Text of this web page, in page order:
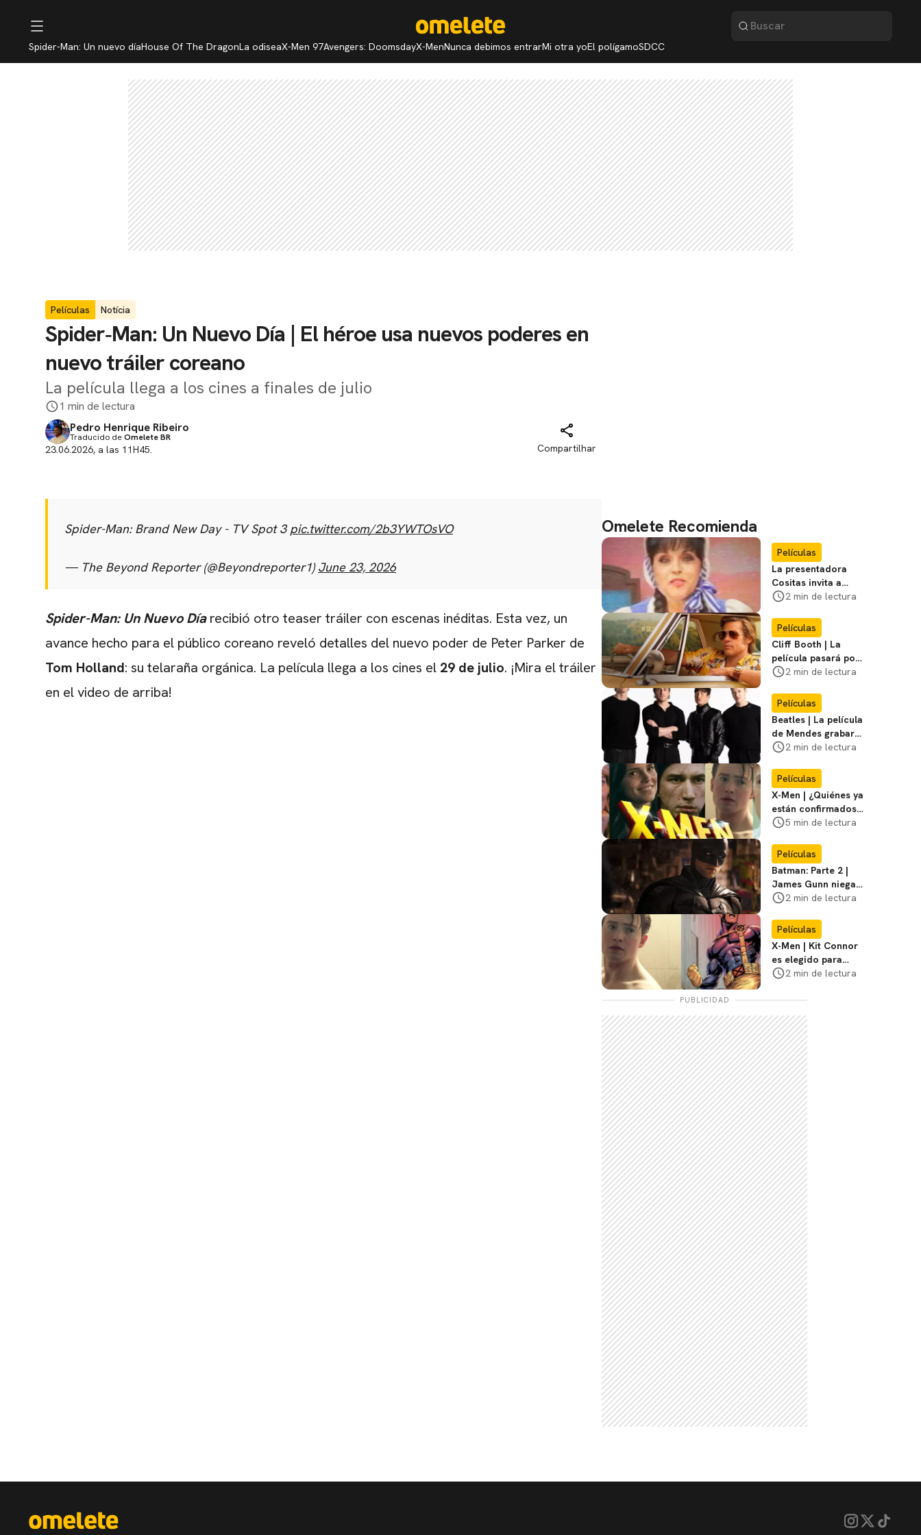
Spider-Man: Un nuevo díaHouse Of The DragonLa odiseaX-Men 97Avengers: DoomsdayX-MenNunca debimos entrarMi otra yoEl polígamoSDCC
Películas Notícia
Spider‑Man: Un Nuevo Día | El héroe usa nuevos poderes en
nuevo tráiler coreano
La película llega a los cines a finales de julio
1 min de lectura
Pedro Henrique Ribeiro
Traducido deOmelete BR
23.06.2026, a las 11H45. Compartilhar
Spider-Man: Brand New Day - TV Spot 3pic.twitter.com/2b3YWTOsVO
— The Beyond Reporter (@Beyondreporter1)June 23, 2026
Spider-Man: Un Nuevo Díarecibió otro teaser tráiler con escenas inéditas. Esta vez, un
avance hecho para el público coreano reveló detalles del nuevo poder de Peter Parker de
Tom Holland: su telaraña orgánica. La película llega a los cines el 29 de julio. ¡Mira el tráiler
en el video de arriba!
Omelete Recomienda
Películas
La presentadora
Cositas invita a
visitar el
Miasma
2 min de lectura
Películas
Cliff Booth | La
película pasará por
nuevas filmaciones
2 min de lectura
Películas
Beatles | La película
de Mendes grabará
escenas en la
2 min de lectura
Películas
X-Men | ¿Quiénes ya
están confirmados
en la película de
favoritos
5 min de lectura
Películas
Batman: Parte 2 |
James Gunn niega
que se filme la parte
2 min de lectura
Películas
X-Men | Kit Connor
es elegido para
interpretar a
película
2 min de lectura
PUBLICIDAD